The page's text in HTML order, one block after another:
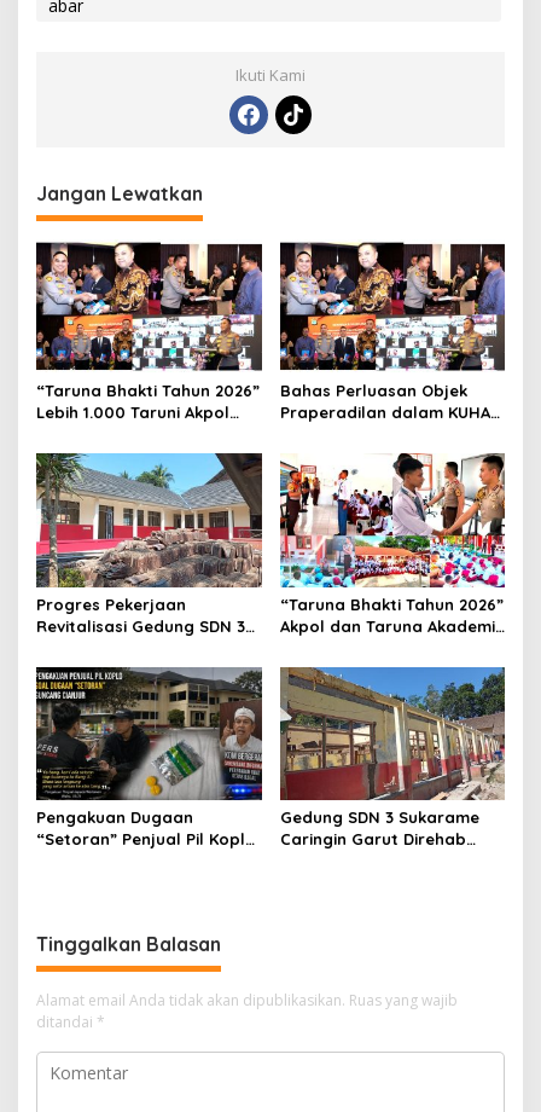
abar
Ikuti Kami
Jangan Lewatkan
“Taruna Bhakti Tahun 2026”
Lebih 1.000 Taruni Akpol
Karakter Siswa Sekolah
Rakyat
Bahas Perluasan Objek
Praperadilan dalam KUHAP
Jaya Buka Seminar Hukum
Progres Pekerjaan
Revitalisasi Gedung SDN 3
Mencapai 50 Persen
“Taruna Bhakti Tahun 2026”
Akpol dan Taruna Akademi
Sekolah Rakyat
Pengakuan Dugaan
“Setoran” Penjual Pil Koplo
Gedung SDN 3 Sukarame
Caringin Garut Direhab
Tinggalkan Balasan
Alamat email Anda tidak akan dipublikasikan. Ruas yang wajib
ditandai *